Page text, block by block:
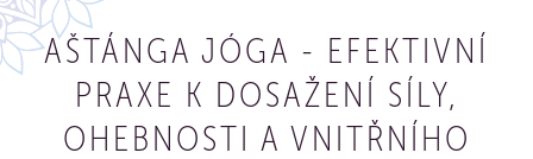
AŠTÁNGA JÓGA - EFEKTIVNÍ
PRAXE K DOSAŽENÍ SÍLY,
OHEBNOSTI A VNITŘNÍHO